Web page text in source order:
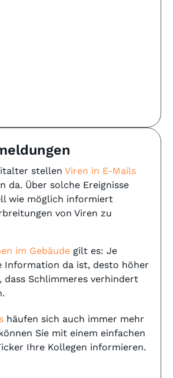
stellen Viren in E-Mails
da. Über solche Ereignisse
wie möglich informiert
von Viren zu
im Gebäudegilt es: Je
Information da ist, desto höher
dass Schlimmeres verhindert
häufen sich auch immer mehr
Sie mit einem einfachen
Ihre Kollegen informieren.